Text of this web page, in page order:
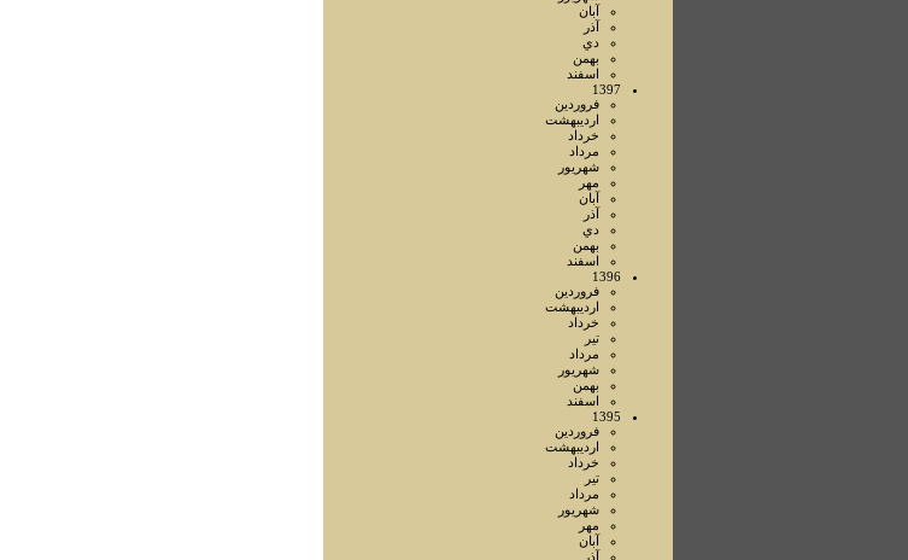
آبان
آذر
دي
بهمن
اسفند
1397
فروردين
ارديبهشت
خرداد
مرداد
شهريور
مهر
آبان
آذر
دي
بهمن
اسفند
1396
فروردين
ارديبهشت
خرداد
تير
مرداد
شهريور
بهمن
اسفند
1395
فروردين
ارديبهشت
خرداد
تير
مرداد
شهريور
مهر
آبان
آذر